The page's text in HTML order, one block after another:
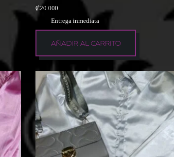
₡20.000
Entrega inmediata
AÑADIR AL CARRITO